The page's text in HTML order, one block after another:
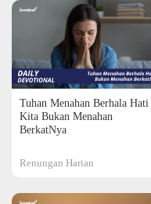
Tuhan Menahan Berhala Hati
Kita Bukan Menahan
BerkatNya
Renungan Harian